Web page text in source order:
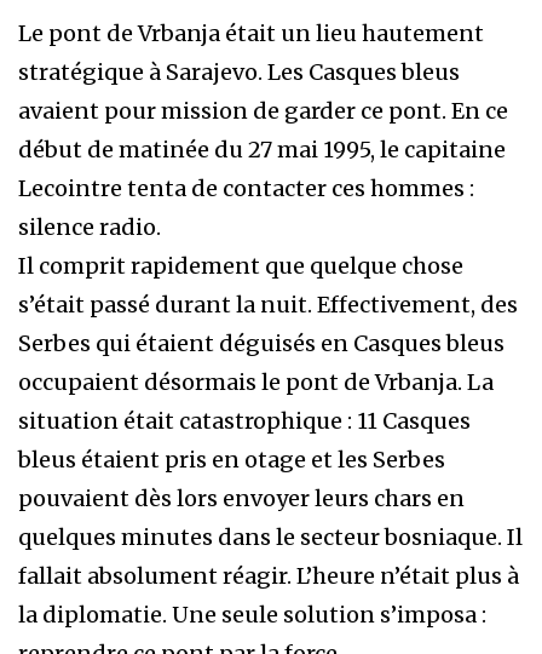
Le pont de Vrbanja était un lieu hautement
stratégique à Sarajevo. Les Casques bleus
avaient pour mission de garder ce pont. En ce
début de matinée du 27 mai 1995, le capitaine
Lecointre tenta de contacter ces hommes :
silence radio.
Il comprit rapidement que quelque chose
s’était passé durant la nuit. Effectivement, des
Serbes qui étaient déguisés en Casques bleus
occupaient désormais le pont de Vrbanja. La
situation était catastrophique : 11 Casques
bleus étaient pris en otage et les Serbes
pouvaient dès lors envoyer leurs chars en
quelques minutes dans le secteur bosniaque. Il
fallait absolument réagir. L’heure n’était plus à
la diplomatie. Une seule solution s’imposa :